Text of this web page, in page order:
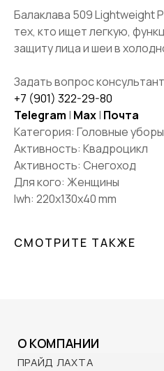
Балаклава 509 Lightweight
тех, кто ищет легкую,
защиту лица и шеи в
Задать вопрос
+7 (901) 322-29-80
Telegram | Max| Почта
Категория: Головные уборы
Активность: Квадроцикл
Активность: Снегоход
Для кого: Женщины
lwh: 220x130x40 mm
СМОТРИТЕ ТАКЖЕ
О КОМПАНИИ
ПРАЙД ЛАХТА
ПРАЙД КРЕСТОВСКИЙ
МЕРОПРИЯТИЯ
РЕКВИЗИТЫ
ПОЛИТИКА
ПОКУПАТЕЛЯМ
КОНТАКТЫ